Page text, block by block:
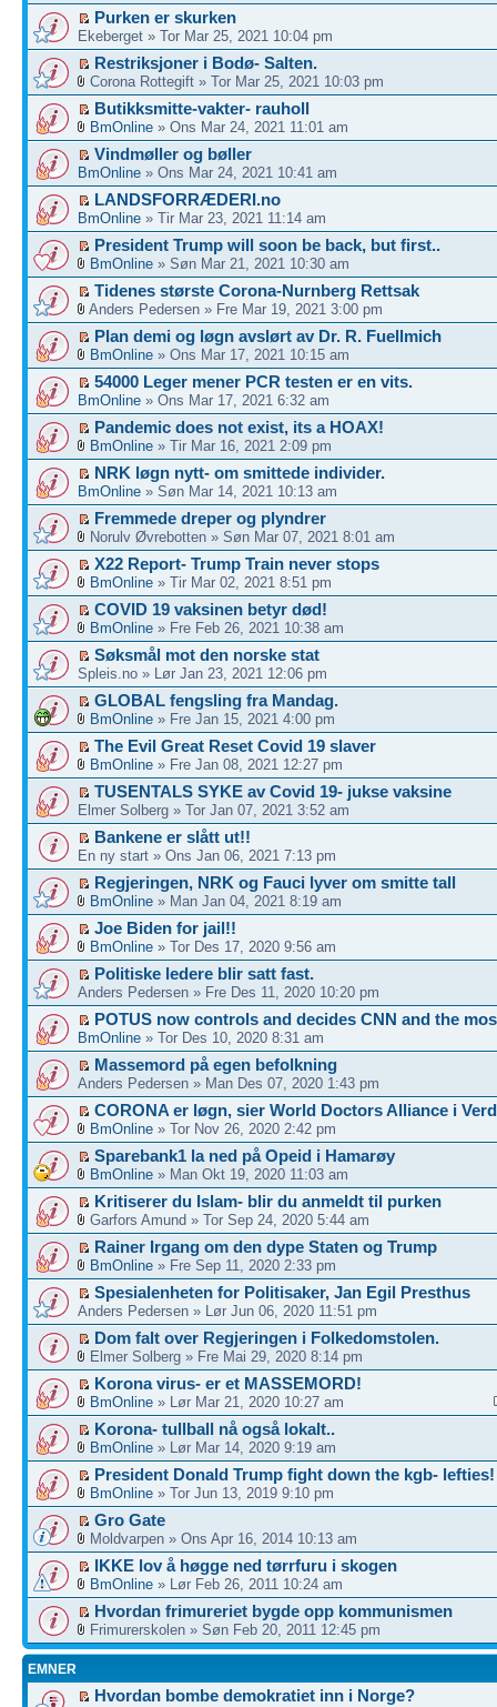
Purken er skurken
Ekeberget » Tor Mar 25, 2021 10:04 pm
Restriksjoner i Bodø- Salten.
Corona Rottegift » Tor Mar 25, 2021 10:03 pm
Butikksmitte-vakter- rauholl
BmOnline » Ons Mar 24, 2021 11:01 am
Vindmøller og bøller
BmOnline » Ons Mar 24, 2021 10:41 am
LANDSFORRÆDERI.no
BmOnline » Tir Mar 23, 2021 11:14 am
President Trump will soon be back, but first..
BmOnline » Søn Mar 21, 2021 10:30 am
Tidenes største Corona-Nurnberg Rettsak
Anders Pedersen » Fre Mar 19, 2021 3:00 pm
Plan demi og løgn avslørt av Dr. R. Fuellmich
BmOnline » Ons Mar 17, 2021 10:15 am
54000 Leger mener PCR testen er en vits.
BmOnline » Ons Mar 17, 2021 6:32 am
Pandemic does not exist, its a HOAX!
BmOnline » Tir Mar 16, 2021 2:09 pm
NRK løgn nytt- om smittede individer.
BmOnline » Søn Mar 14, 2021 10:13 am
Fremmede dreper og plyndrer
Norulv Øvrebotten » Søn Mar 07, 2021 8:01 am
X22 Report- Trump Train never stops
BmOnline » Tir Mar 02, 2021 8:51 pm
COVID 19 vaksinen betyr død!
BmOnline » Fre Feb 26, 2021 10:38 am
Søksmål mot den norske stat
Spleis.no » Lør Jan 23, 2021 12:06 pm
GLOBAL fengsling fra Mandag.
BmOnline » Fre Jan 15, 2021 4:00 pm
The Evil Great Reset Covid 19 slaver
BmOnline » Fre Jan 08, 2021 12:27 pm
TUSENTALS SYKE av Covid 19- jukse vaksine
Elmer Solberg » Tor Jan 07, 2021 3:52 am
Bankene er slått ut!!
En ny start » Ons Jan 06, 2021 7:13 pm
Regjeringen, NRK og Fauci lyver om smitte tall
BmOnline » Man Jan 04, 2021 8:19 am
Joe Biden for jail!!
BmOnline » Tor Des 17, 2020 9:56 am
Politiske ledere blir satt fast.
Anders Pedersen » Fre Des 11, 2020 10:20 pm
POTUS now controls and decides CNN and the
BmOnline » Tor Des 10, 2020 8:31 am
Massemord på egen befolkning
Anders Pedersen » Man Des 07, 2020 1:43 pm
CORONA er løgn, sier World Doctors Alliance i
BmOnline » Tor Nov 26, 2020 2:42 pm
Sparebank1 la ned på Opeid i Hamarøy
BmOnline » Man Okt 19, 2020 11:03 am
Kritiserer du Islam- blir du anmeldt til purken
Garfors Amund » Tor Sep 24, 2020 5:44 am
Rainer Irgang om den dype Staten og Trump
BmOnline » Fre Sep 11, 2020 2:33 pm
Spesialenheten for Politisaker, Jan Egil Presthus
Anders Pedersen » Lør Jun 06, 2020 11:51 pm
Dom falt over Regjeringen i Folkedomstolen.
Elmer Solberg » Fre Mai 29, 2020 8:14 pm
Korona virus- er et MASSEMORD!
BmOnline » Lør Mar 21, 2020 10:27 am
Korona- tullball nå også lokalt..
BmOnline » Lør Mar 14, 2020 9:19 am
President Donald Trump fight down the kgb- lefties!
BmOnline » Tor Jun 13, 2019 9:10 pm
Gro Gate
Moldvarpen » Ons Apr 16, 2014 10:13 am
IKKE lov å høgge ned tørrfuru i skogen
BmOnline » Lør Feb 26, 2011 10:24 am
Hvordan frimureriet bygde opp kommunismen
Frimurerskolen » Søn Feb 20, 2011 12:45 pm
EMNER
Hvordan bombe demokratiet inn i Norge?